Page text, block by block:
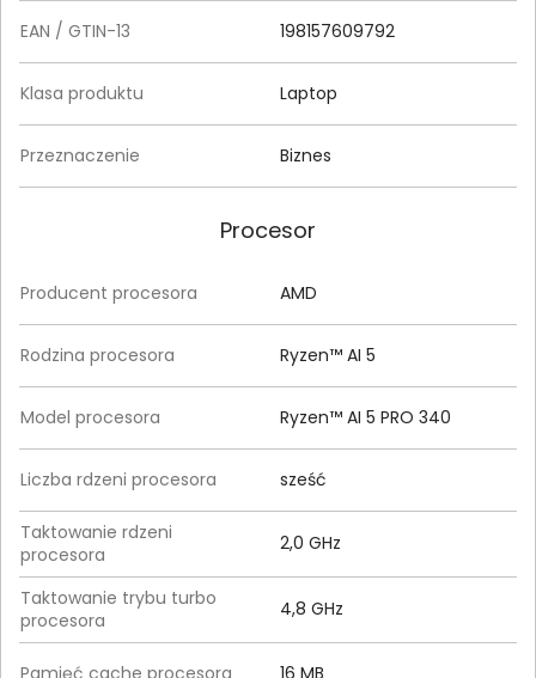
EAN / GTIN-13 198157609792
Klasa produktu Laptop
Przeznaczenie Biznes
Procesor
Producent procesora AMD
Rodzina procesora Ryzen™ AI 5
Model procesora Ryzen™ AI 5 PRO 340
Liczba rdzeni procesora sześć
Taktowanie rdzeni
procesora
2,0 GHz
Taktowanie trybu turbo
procesora
4,8 GHz
Pamięć cache procesora 16 MB